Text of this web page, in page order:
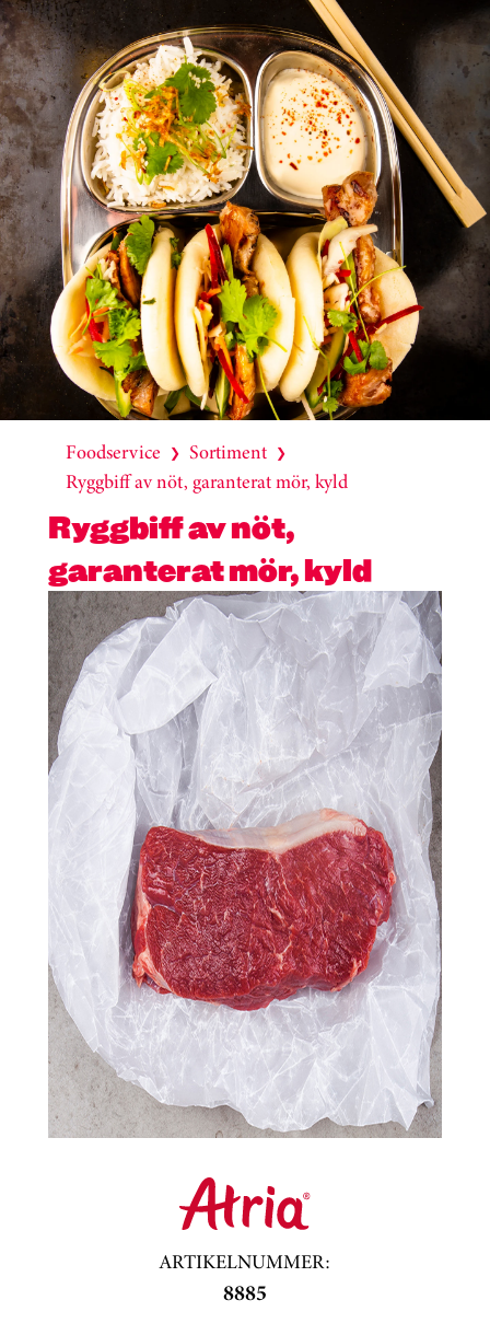
Foodservice ❯ Sortiment ❯
Ryggbiff av nöt, garanterat mör, kyld
Ryggbiff av nöt,
garanterat mör, kyld
ARTIKELNUMMER:
8885